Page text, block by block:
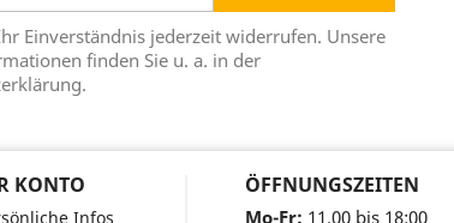
Einverständnis jederzeit widerrufen. Unsere
finden Sie u. a. in der
KONTO
Infos
ÖFFNUNGSZEITEN
Mo-Fr: 11.00 bis 18:00